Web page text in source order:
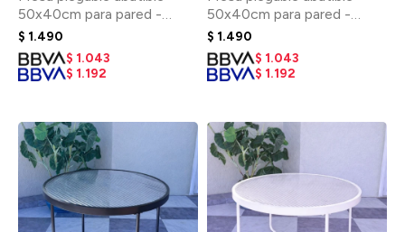
50x40cm para pared -
Blanco
$ 1.490
$ 1.043
$ 1.192
50x40cm para pared -
Negra
$ 1.490
$ 1.043
$ 1.192